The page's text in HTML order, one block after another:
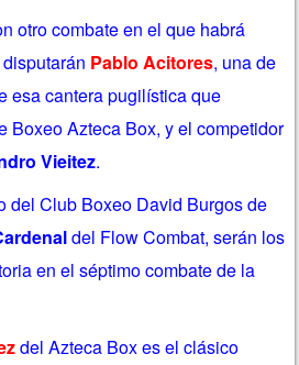
otro combate en el que habrá
Pablo Acitores, una de
esa cantera pugilística que
Boxeo Azteca Box, y el competidor
Vieitez.
del Club Boxeo David Burgos de
del Flow Combat, serán los
en el séptimo combate de la
del Azteca Box es el clásico